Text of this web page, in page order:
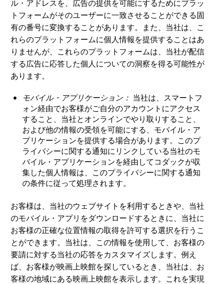
ル・アドレスを、広告の提供を可能にするためにプラッ
トフォームがそのユーザーに一致させることができる固
有の番号に変換することがあります。また、当社は、こ
れらのプラットフォームに個人情報を提供することはあ
りませんが、これらのプラットフォームは、当社が配信
する広告に応答した個人についての洞察を得る可能性が
あります。
モバイル・アプリケーション： 当社は、スマートフ
ォン経由でお客様がご自分のアカウントにアクセス
すること、当社とオンラインでやり取りすること、
および他の情報の受領を可能にする、モバイル・ア
プリケーションを提供する場合があります。このプ
ライバシーに関する通知にリンクしている当社のモ
バイル・アプリケーションを経由してコダックが収
集した個人情報は、このプライバシーに関する通知
の条件に従って処理されます。
お客様は、当社のウェブサイトを利用するときや、当社
のモバイル・アプリをダウンロードするときに、当社に
お客様の正確な位置情報の取得を許可する選択を行うこ
とができます。当社は、この情報を使用して、お客様の
要請に対する当社の応答をカスタマイズします。例え
ば、お客様が映画上映館を探しているとき、当社は、お
客様の地域にある映画上映館を表示します。これを実現